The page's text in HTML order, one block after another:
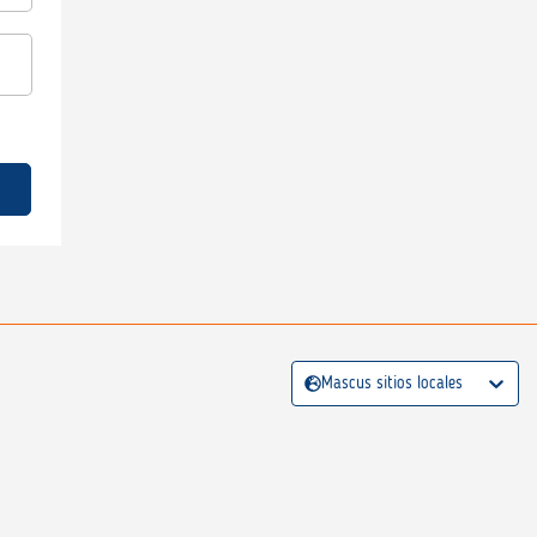
Mascus sitios locales